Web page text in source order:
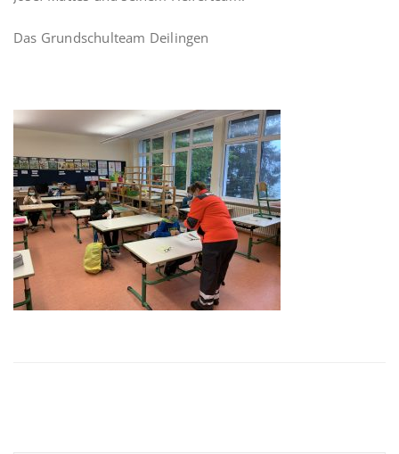
Das Grundschulteam Deilingen